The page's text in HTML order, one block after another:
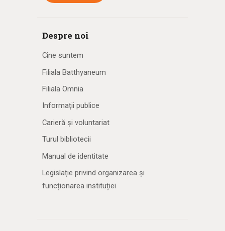
Despre noi
Cine suntem
Filiala Batthyaneum
Filiala Omnia
Informații publice
Carieră și voluntariat
Turul bibliotecii
Manual de identitate
Legislație privind organizarea și
funcționarea instituției